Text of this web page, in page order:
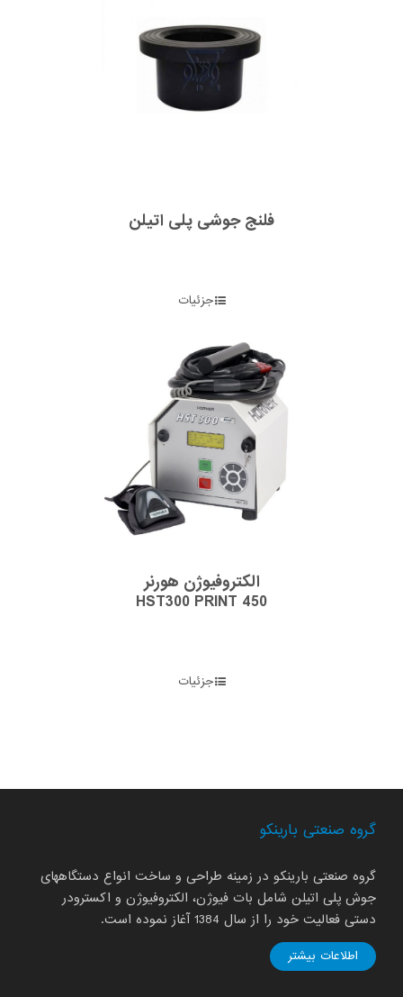
فلنج جوشی پلی اتیلن
جزئیات
الکتروفیوژن هورنر
HST300 PRINT 450
جزئیات
گروه صنعتی بارینکو
گروه صنعتی بارینکو در زمینه طراحی و ساخت انواع دستگاههای
جوش پلی اتیلن شامل بات فیوژن، الکتروفیوژن و اکسترودر
دستی فعالیت خود را از سال 1384 آغاز نموده است.
اطلاعات بیشتر